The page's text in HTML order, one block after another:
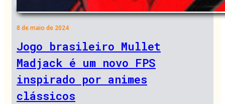
8 de maio de 2024
Jogo brasileiro Mullet
Madjack é um novo FPS
inspirado por animes
clássicos